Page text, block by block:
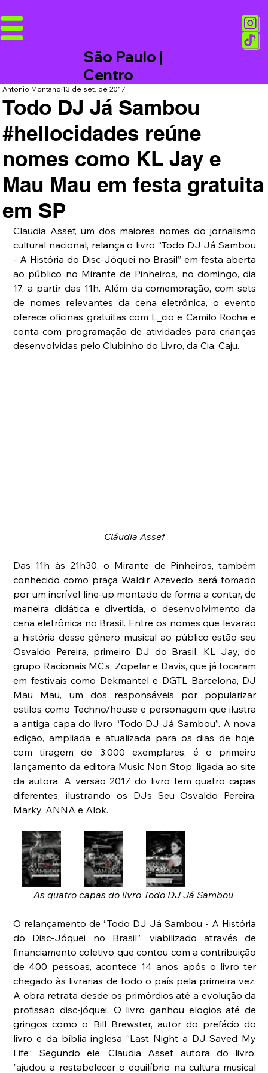
São Paulo |
Centro
Todo DJ Já Sambou
#hellocidades reúne
nomes como KL Jay e
Mau Mau em festa gratuita
em SP
Antonio Montano13 de set. de 2017
Claudia Assef, um dos maiores nomes do jornalismo
cultural nacional, relança o livro “Todo DJ Já Sambou
- A História do Disc-Jóquei no Brasil” em festa aberta
ao público no Mirante de Pinheiros, no domingo, dia
17, a partir das 11h. Além da comemoração, com sets
de nomes relevantes da cena eletrônica, o evento
oferece oficinas gratuitas com L_cio e Camilo Rocha e
conta com programação de atividades para crianças
desenvolvidas pelo Clubinho do Livro, da Cia. Caju.
Cláudia Assef
Das 11h às 21h30, o Mirante de Pinheiros, também
conhecido como praça Waldir Azevedo, será tomado
por um incrível line-up montado de forma a contar, de
maneira didática e divertida, o desenvolvimento da
cena eletrônica no Brasil. Entre os nomes que levarão
a história desse gênero musical ao público estão seu
Osvaldo Pereira, primeiro DJ do Brasil, KL Jay, do
grupo Racionais MC’s, Zopelar e Davis, que já tocaram
em festivais como Dekmantel e DGTL Barcelona, DJ
Mau Mau, um dos responsáveis por popularizar
estilos como Techno/house e personagem que ilustra
a antiga capa do livro “Todo DJ Já Sambou”. A nova
edição, ampliada e atualizada para os dias de hoje,
com tiragem de 3.000 exemplares, é o primeiro
lançamento da editora Music Non Stop, ligada ao site
da autora. A versão 2017 do livro tem quatro capas
diferentes, ilustrando os DJs Seu Osvaldo Pereira,
Marky, ANNA e Alok.
As quatro capas do livro Todo DJ Já Sambou
O relançamento de “Todo DJ Já Sambou - A História
do Disc-Jóquei no Brasil”, viabilizado através de
financiamento coletivo que contou com a contribuição
de 400 pessoas, acontece 14 anos após o livro ter
chegado às livrarias de todo o país pela primeira vez.
A obra retrata desde os primórdios até a evolução da
profissão disc-jóquei. O livro ganhou elogios até de
gringos como o Bill Brewster, autor do prefácio do
livro e da bíblia inglesa “Last Night a DJ Saved My
Life”. Segundo ele, Claudia Assef, autora do livro,
"ajudou a restabelecer o equilíbrio na cultura musical